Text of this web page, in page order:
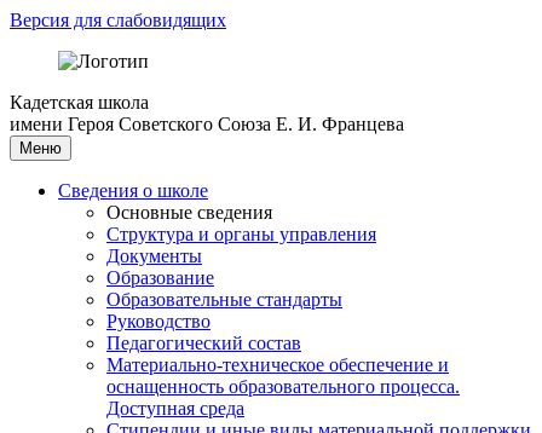
Версия для слабовидящих
Кадетская школа
имени Героя Советского Союза Е. И. Францева
Меню
Сведения о школе
Основные сведения
Структура и органы управления
Документы
Образование
Образовательные стандарты
Руководство
Педагогический состав
Материально-техническое обеспечение и
оснащенность образовательного процесса.
Доступная среда